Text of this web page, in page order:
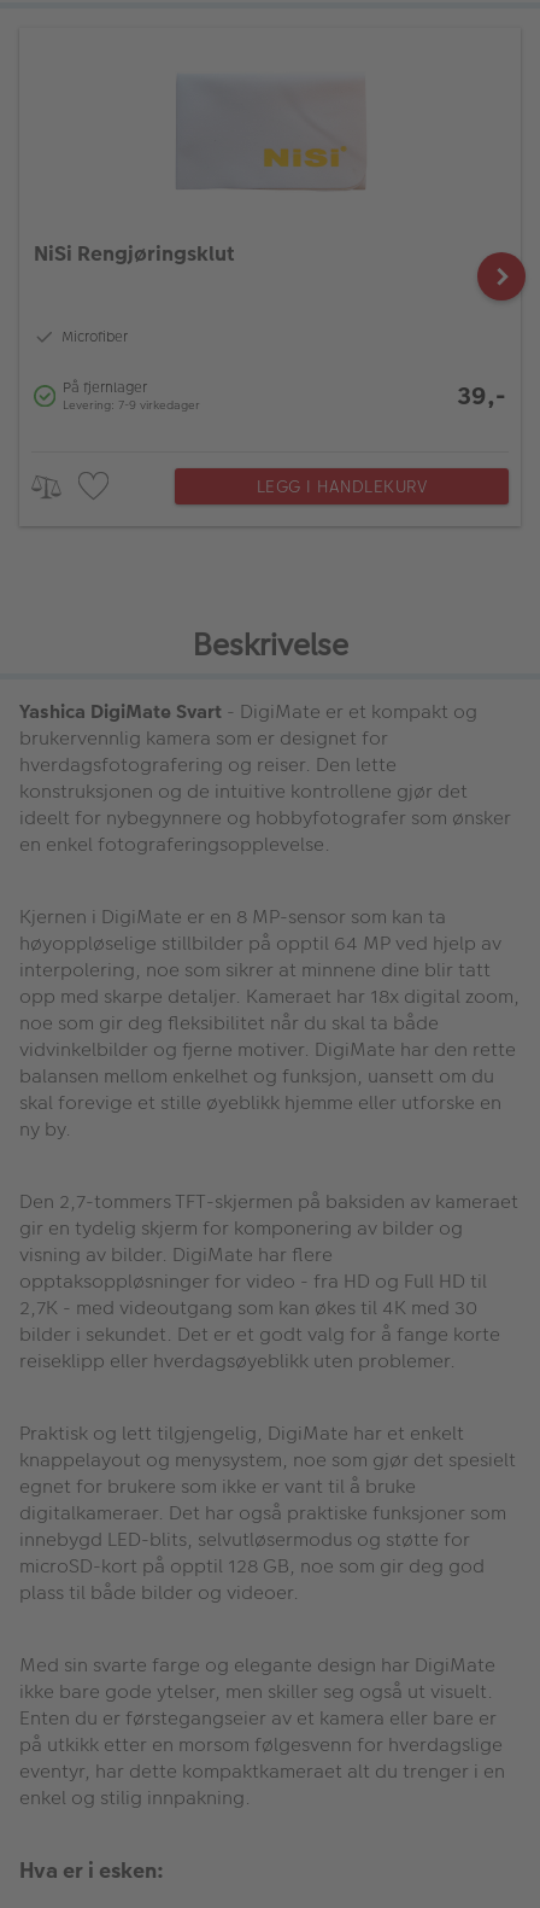
NiSi Rengjøringsklut
Microfiber
På fjernlager
Levering: 7-9 virkedager 39,-
LEGG I HANDLEKURV
Beskrivelse
Yashica DigiMate Svart - DigiMate er et kompakt og
brukervennlig kamera som er designet for
hverdagsfotografering og reiser. Den lette
konstruksjonen og de intuitive kontrollene gjør det
ideelt for nybegynnere og hobbyfotografer som ønsker
en enkel fotograferingsopplevelse.
Kjernen i DigiMate er en 8 MP-sensor som kan ta
høyoppløselige stillbilder på opptil 64 MP ved hjelp av
interpolering, noe som sikrer at minnene dine blir tatt
opp med skarpe detaljer. Kameraet har 18x digital zoom,
noe som gir deg fleksibilitet når du skal ta både
vidvinkelbilder og fjerne motiver. DigiMate har den rette
balansen mellom enkelhet og funksjon, uansett om du
skal forevige et stille øyeblikk hjemme eller utforske en
ny by.
Den 2,7-tommers TFT-skjermen på baksiden av kameraet
gir en tydelig skjerm for komponering av bilder og
visning av bilder. DigiMate har flere
opptaksoppløsninger for video - fra HD og Full HD til
2,7K - med videoutgang som kan økes til 4K med 30
bilder i sekundet. Det er et godt valg for å fange korte
reiseklipp eller hverdagsøyeblikk uten problemer.
Praktisk og lett tilgjengelig, DigiMate har et enkelt
knappelayout og menysystem, noe som gjør det spesielt
egnet for brukere som ikke er vant til å bruke
digitalkameraer. Det har også praktiske funksjoner som
innebygd LED-blits, selvutløsermodus og støtte for
microSD-kort på opptil 128 GB, noe som gir deg god
plass til både bilder og videoer.
Med sin svarte farge og elegante design har DigiMate
ikke bare gode ytelser, men skiller seg også ut visuelt.
Enten du er førstegangseier av et kamera eller bare er
på utkikk etter en morsom følgesvenn for hverdagslige
eventyr, har dette kompaktkameraet alt du trenger i en
enkel og stilig innpakning.
Hva er i esken: